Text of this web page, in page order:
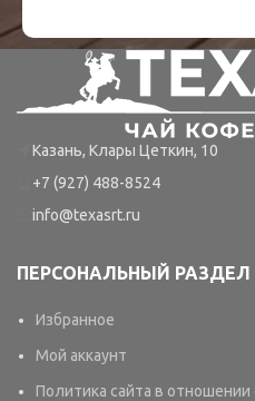
Казань, Клары Цеткин, 10
+7 (927) 488-8524
info@texasrt.ru
ПЕРСОНАЛЬНЫЙ РАЗДЕЛ
Избранное
Мой аккаунт
Политика сайта в